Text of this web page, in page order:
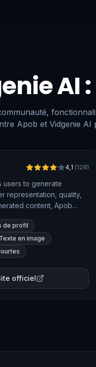
AI
Apob et Vidgenie
4,1 (128)
users to generate
representation, quality,
content, Apob
de profil
Texte en image
officiel